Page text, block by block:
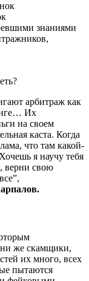
знаниями
арбитраж как
Их
на своем
каста. Когда
что там какой-
я научу тебя
верни свою
же скамщики,
их много, всех
пытаются